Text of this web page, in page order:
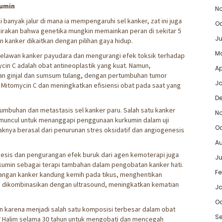
jalur di mana ia mempengaruhi sel kanker, zat ini juga
bahwa genetika mungkin memainkan peran di sekitar 5
dikaitkan dengan pilihan gaya hidup.
kanker payudara dan mengurangi efek toksik terhadap
C adalah obat antineoplastik yang kuat. Namun,
ginjal dan sumsum tulang, dengan pertumbuhan tumor
C dan meningkatkan efisiensi obat pada saat yang
dan metastasis sel kanker paru. Salah satu kanker
untuk menanggapi penggunaan kurkumin dalam uji
berasal dari penurunan stres oksidatif dan angiogenesis
dan pengurangan efek buruk dari agen kemoterapi juga
sebagai terapi tambahan dalam pengobatan kanker hati.
kanker kandung kemih pada tikus, menghentikan
dengan ultrasound, meningkatkan kematian
karena menjadi salah satu komposisi terbesar dalam obat
selama 30 tahun untuk mengobati dan mencegah